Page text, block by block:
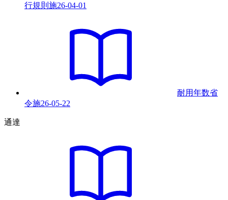
行規則 施26-04-01
耐用年数省
令施26-05-22
通達